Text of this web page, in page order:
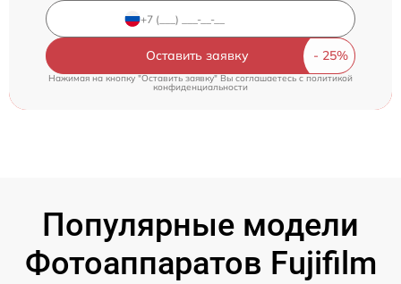
Оставить заявку
Нажимая на кнопку "Оставить заявку" Вы соглашаетесь c политикой
конфиденциальности
Популярные модели
Фотоаппаратов Fujifilm